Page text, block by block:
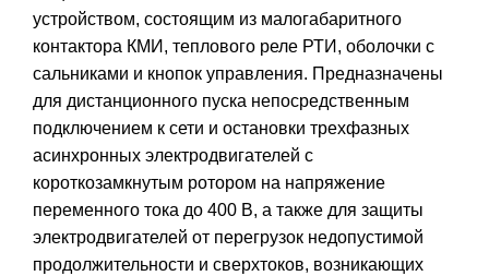
устройством, состоящим из малогабаритного
контактора КМИ, теплового реле РТИ, оболочки с
сальниками и кнопок управления. Предназначены
для дистанционного пуска непосредственным
подключением к сети и остановки трехфазных
асинхронных электродвигателей с
короткозамкнутым ротором на напряжение
переменного тока до 400 В, а также для защиты
электродвигателей от перегрузок недопустимой
продолжительности и сверхтоков, возникающих